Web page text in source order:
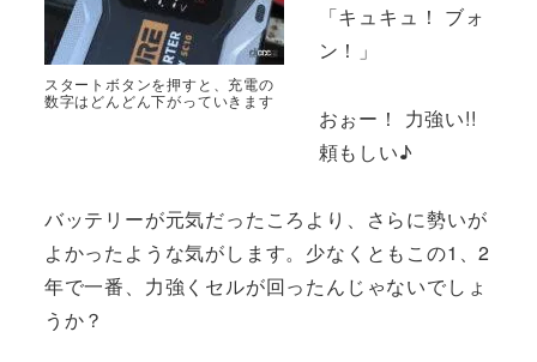
スタートボタンを押すと、充電の
数字はどんどん下がっていきます
「キュキュ！ ブォ
ン！」
おぉー！ 力強い!!
頼もしい♪
バッテリーが元気だったころより、さらに勢いが
よかったような気がします。少なくともこの1、2
年で一番、力強くセルが回ったんじゃないでしょ
うか？